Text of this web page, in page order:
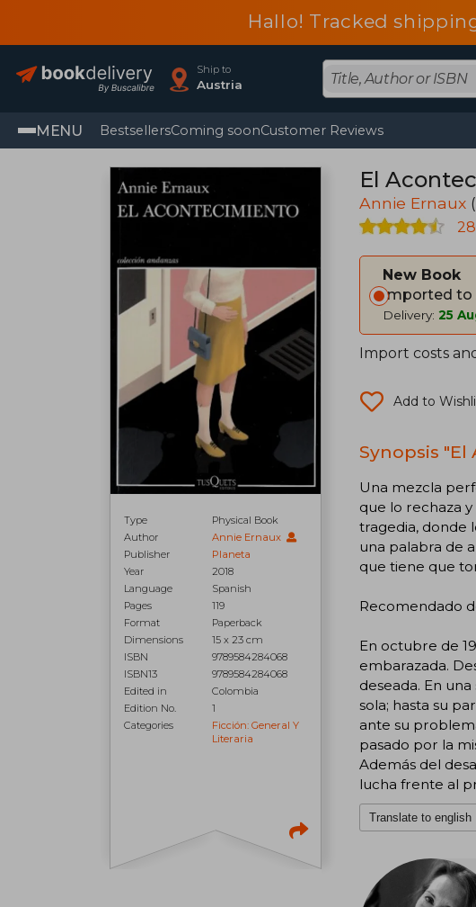
Hallo! Tracked
Ship to
Austria
MENU BestsellersComing soonCustomer Reviews
Type
Physical Book
Author
Annie Ernaux
Publisher
Planeta
Year
2018
Language
Spanish
Pages
119
Format
Paperback
Dimensions
15 x 23 cm
ISBN
9789584284068
ISBN13
9789584284068
Edited in
Colombia
Edition No.
1
Categories
Ficción: General Y
Literaria
El
Annie Ernaux
New Book
Imported to
Delivery: 25
Import costs
Add to
Synopsis
Una mezcla
que lo rechaza
tragedia, donde
una palabra de
que tiene que
Recomendado
En octubre de
embarazada.
deseada. En
sola; hasta su
ante su
pasado por la
Además del
lucha frente al
Translate to english